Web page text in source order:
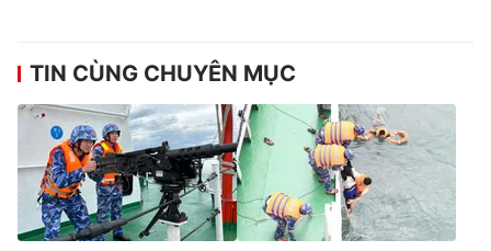
TIN CÙNG CHUYÊN MỤC